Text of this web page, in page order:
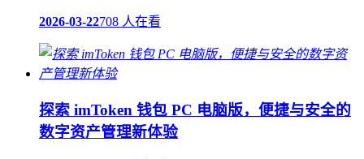
2026-03-22708 人在看
探索 imToken 钱包 PC 电脑版，便捷与安全的
数字资产管理新体验